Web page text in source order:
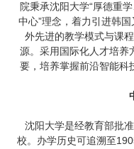
院秉承沈阳大学“厚德重
中心”理念，着力引进韩
外先进的教学模式与课
源。采用国际化人才培养
要，培养掌握前沿智能科
沈阳大学是经教育部批
校。办学历史可追溯至